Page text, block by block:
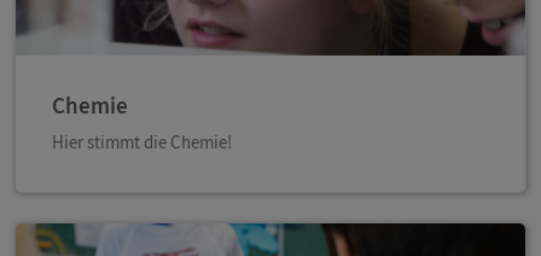
Chemie
Hier stimmt die Chemie!